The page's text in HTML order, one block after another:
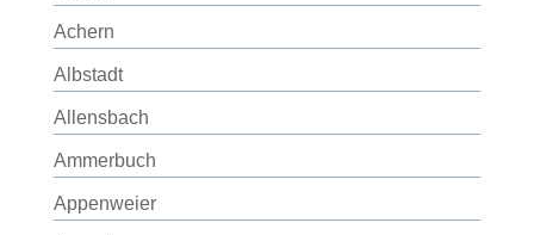
Achern
Albstadt
Allensbach
Ammerbuch
Appenweier